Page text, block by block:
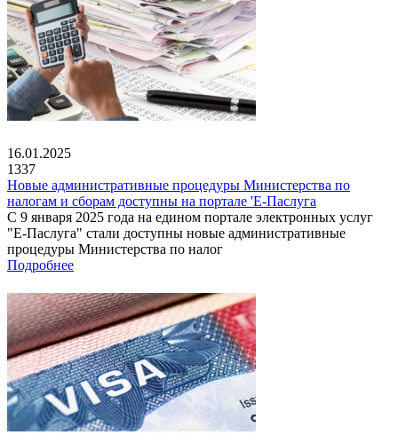
16.01.2025
1337
Новые административные процедуры Министерства по
налогам и сборам доступны на портале 'Е-Паслуга
С 9 января 2025 года на едином портале электронных услуг
"Е-Паслуга" стали доступны новые административные
процедуры Министерства по налог
Подробнее